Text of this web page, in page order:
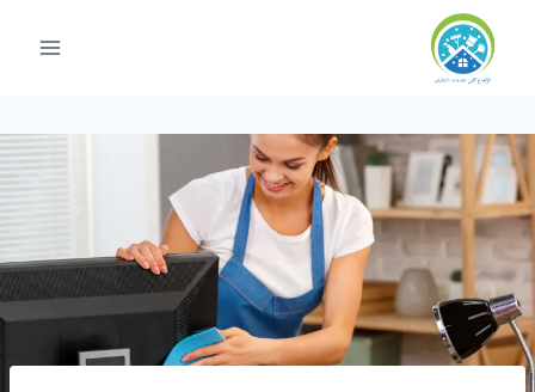
التجاوز
المحتوى